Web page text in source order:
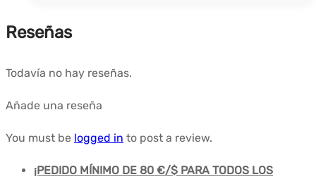
Reseñas
Todavía no hay reseñas.
Añade una reseña
You must be logged in to post a review.
¡PEDIDO MÍNIMO DE 80 €/$ PARA TODOS LOS